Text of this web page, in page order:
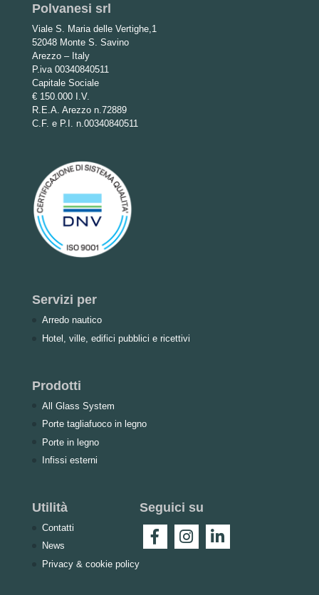
Polvanesi srl
Viale S. Maria delle Vertighe,1
52048 Monte S. Savino
Arezzo – Italy
P.iva 00340840511
Capitale Sociale
€ 150.000 I.V.
R.E.A. Arezzo n.72889
C.F. e P.I. n.00340840511
Servizi per
Arredo nautico
Hotel, ville, edifici pubblici e ricettivi
Prodotti
All Glass System
Porte tagliafuoco in legno
Porte in legno
Infissi esterni
Utilità
Contatti
News
Privacy & cookie policy
Seguici su